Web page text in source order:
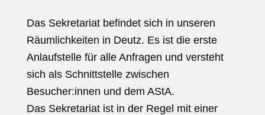
Das Sekretariat befindet sich in unseren
Räumlichkeiten in Deutz. Es ist die erste
Anlaufstelle für alle Anfragen und versteht
sich als Schnittstelle zwischen
Besucher:innen und dem AStA.
Das Sekretariat ist in der Regel mit einer